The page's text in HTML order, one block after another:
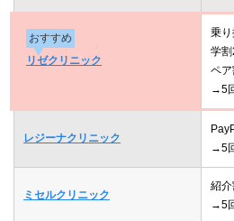
おすすめ
リゼクリニック
乗
学割
ペア
→5
レジーナクリニック
→5
ミセルクリニック
紹
→5